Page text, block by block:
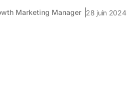
Marketing Manager 28 juin 2024